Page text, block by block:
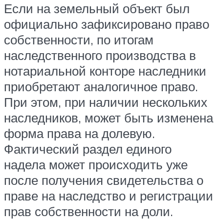
Если на земельный объект был
официально зафиксировано право
собственности, по итогам
наследственного производства в
нотариальной конторе наследники
приобретают аналогичное право.
При этом, при наличии нескольких
наследников, может быть изменена
форма права на долевую.
Фактический раздел единого
надела может происходить уже
после получения свидетельства о
праве на наследство и регистрации
прав собственности на доли.